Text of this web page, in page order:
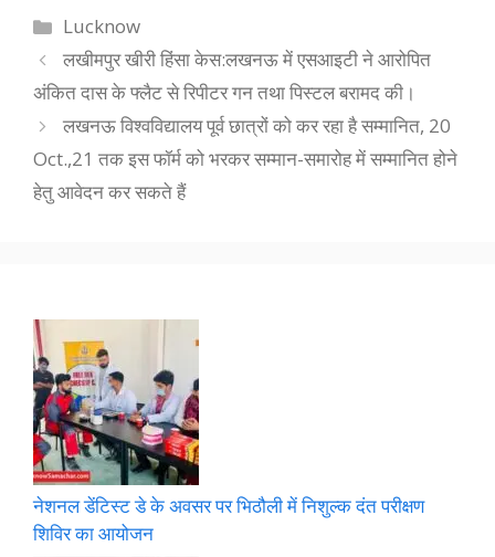
Categories
Lucknow
लखीमपुर खीरी हिंसा केस:लखनऊ में एसआइटी ने आरोपित
अंकित दास के फ्लैट से रिपीटर गन तथा पिस्टल बरामद की।
लखनऊ विश्वविद्यालय पूर्व छात्रों को कर रहा है सम्मानित, 20
Oct.,21 तक इस फॉर्म को भरकर सम्मान-समारोह में सम्मानित होने
हेतु आवेदन कर सकते हैं
नेशनल डेंटिस्ट डे के अवसर पर भिठौली में निशुल्क दंत परीक्षण
शिविर का आयोजन